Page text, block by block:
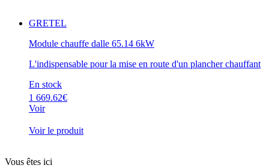
GRETEL
Module chauffe dalle 65.14 6kW
L'indispensable pour la mise en route d'un plancher chauffant
En stock
1 669.62€
Voir
Voir le produit
Vous êtes ici